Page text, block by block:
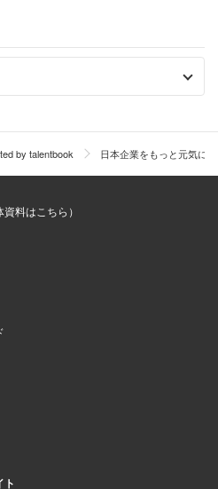
けでなく、お客さま自身
期経営計画とすることがで
ルタントが最終形に近い中期
ってプレゼンすることもあれ
画を考え、企画書をまと
ァシリテーションなど部
が、新規事業の内容も、
by talentbook 日本企業をもっと元気に
料はこちら）
ト